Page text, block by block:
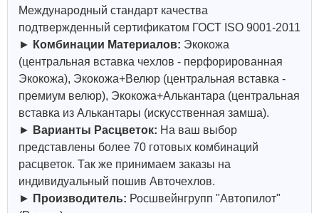
Международный стандарт качества
подтвержденный сертификатом ГОСТ ISO 9001-2011
► Комбинации Материалов: Экокожа
(центральная вставка чехлов - перфорированная
Экокожа), Экокожа+Велюр (центральная вставка -
премиум велюр), Экокожа+Алькантара (центральная
вставка из Алькантары (искусственная замша).
► Варианты Расцветок: На ваш выбор
представлены более 70 готовых комбинаций
расцветок. Так же принимаем заказы на
индивидуальный пошив Авточехлов.
► Производитель: Росшвейнгрупп "Автопилот"